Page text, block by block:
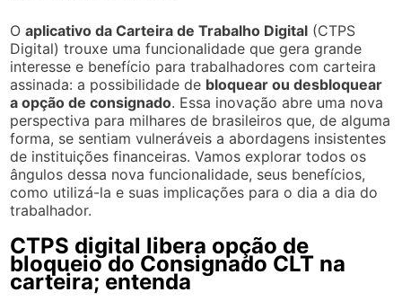
Oaplicativo da Carteira de Trabalho Digital (CTPS
Digital) trouxe uma funcionalidade que gera grande
interesse e benefício para trabalhadores com carteira
assinada: a possibilidade de bloquear ou desbloquear
a opção de consignado. Essa inovação abre uma nova
perspectiva para milhares de brasileiros que, de alguma
forma, se sentiam vulneráveis a abordagens insistentes
de instituições financeiras. Vamos explorar todos os
ângulos dessa nova funcionalidade, seus benefícios,
como utilizá-la e suas implicações para o dia a dia do
trabalhador.
CTPS digital libera opção de
bloqueio do Consignado CLT na
carteira; entenda